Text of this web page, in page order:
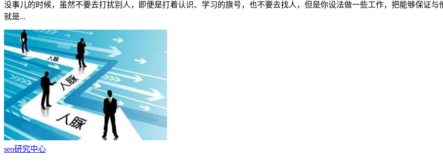
没事儿的时候，虽然不要去打扰别人，即便是打着认识、学习的旗号，也不要去找人，但是你设法做一些工作，把能够保证
就是...
seo研究中心